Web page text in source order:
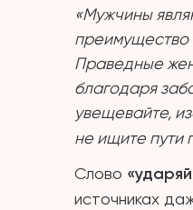
«Мужчины
преимущество
Праведные
благодаря
увещевайте,
не ищите пути
Слово
источниках